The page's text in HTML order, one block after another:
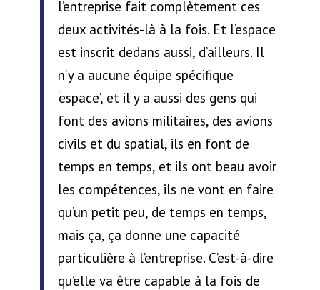
l’entreprise fait complètement ces
deux activités-là à la fois. Et l’espace
est inscrit dedans aussi, d’ailleurs. Il
n’y a aucune équipe spécifique
‘espace’, et il y a aussi des gens qui
font des avions militaires, des avions
civils et du spatial, ils en font de
temps en temps, et ils ont beau avoir
les compétences, ils ne vont en faire
qu’un petit peu, de temps en temps,
mais ça, ça donne une capacité
particulière à l’entreprise. C’est-à-dire
qu’elle va être capable à la fois de